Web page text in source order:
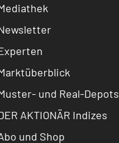
und Real-Depots
AKTIONÄR Indizes
und Shop